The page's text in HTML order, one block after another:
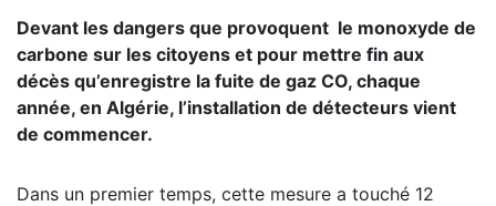
Devant les dangers que provoquent le monoxyde de
carbone sur les citoyens et pour mettre fin aux
décès qu’enregistre la fuite de gaz CO, chaque
année, en Algérie, l’installation de détecteurs vient
de commencer.
Dans un premier temps, cette mesure a touché 12